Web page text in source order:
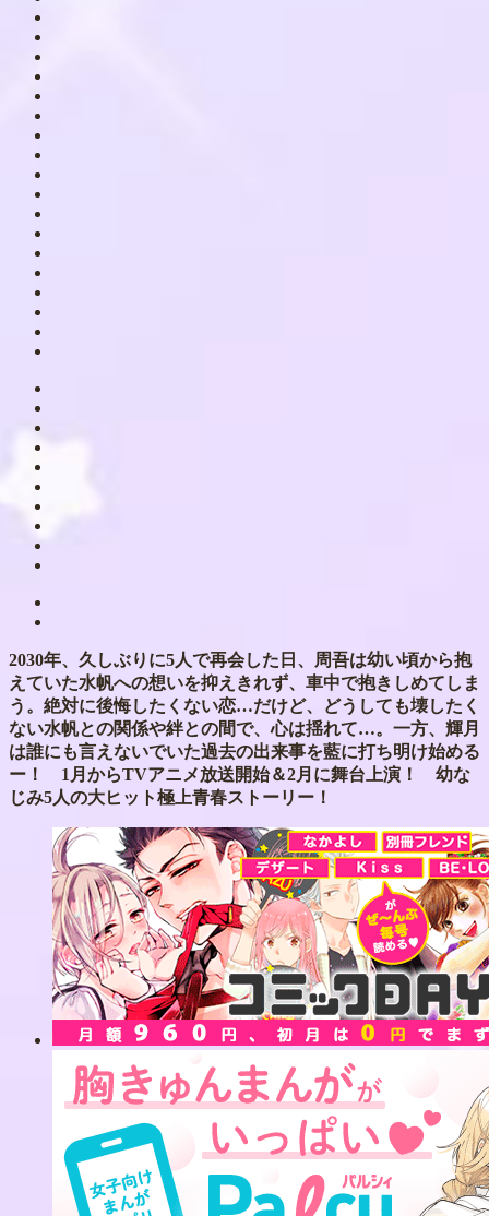
2030年、久しぶりに5人で再会した日、周吾は幼い頃から抱
えていた水帆への想いを抑えきれず、車中で抱きしめてしま
う。絶対に後悔したくない恋…だけど、どうしても壊したく
ない水帆との関係や絆との間で、心は揺れて…。一方、輝月
は誰にも言えないでいた過去の出来事を藍に打ち明け始める
ー！ 1月からTVアニメ放送開始＆2月に舞台上演！ 幼な
じみ5人の大ヒット極上青春ストーリー！